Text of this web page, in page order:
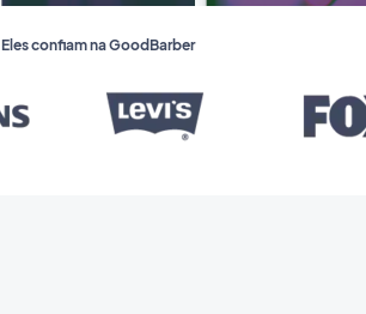
Eles confiam na GoodBarber